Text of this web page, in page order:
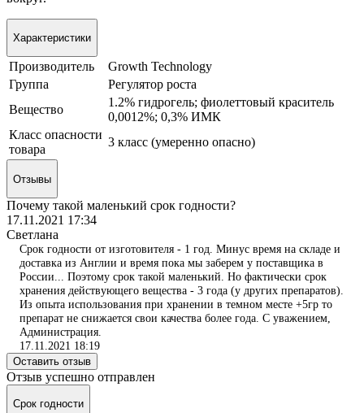
Характеристики
Производитель
Growth Technology
Группа
Регулятор роста
Вещество
1.2% гидрогель; фиолеттовый краситель
0,0012%; 0,3% ИМК
Класс опасности
товара
3 класс (умеренно опасно)
Отзывы
Почему такой маленький срок годности?
17.11.2021 17:34
Светлана
Срок годности от изготовителя - 1 год. Минус время на складе и
доставка из Англии и время пока мы заберем у поставщика в
России... Поэтому срок такой маленький. Но фактически срок
хранения действующего вещества - 3 года (у других препаратов).
Из опыта использования при хранении в темном месте +5гр то
препарат не снижается свои качества более года. С уважением,
Администрация.
17.11.2021 18:19
Оставить отзыв
Отзыв успешно отправлен
Срок годности